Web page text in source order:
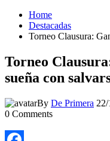
Home
Destacadas
Torneo Clausura:
Torneo
sueña con
By De Primera 22/
0 Comments